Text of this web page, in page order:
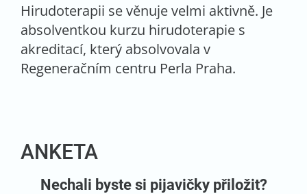
Hirudoterapii se věnuje velmi aktivně. Je
absolventkou kurzu hirudoterapie s
akreditací, který absolvovala v
Regeneračním centru Perla Praha.
ANKETA
Nechali byste si pijavičky přiložit?